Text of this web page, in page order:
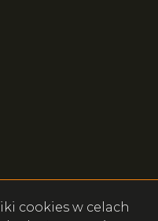
cookies w celach